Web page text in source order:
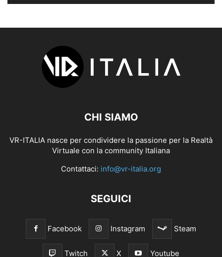
CHI SIAMO
VR-ITALIA nasce per condividere la passione per la Realtà
Virtuale con la community Italiana
Contattaci: info@vr-italia.org
SEGUICI
Facebook Instagram Steam
Twitch X Youtube